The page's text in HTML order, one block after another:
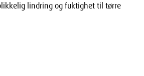
lindring og fuktighet til tørre